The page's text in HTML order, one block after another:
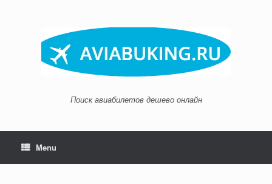
Поиск авиабилетов дешево онлайн
Menu